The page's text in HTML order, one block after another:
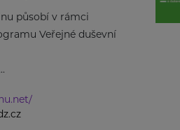
působí v rámci
Veřejné duševní